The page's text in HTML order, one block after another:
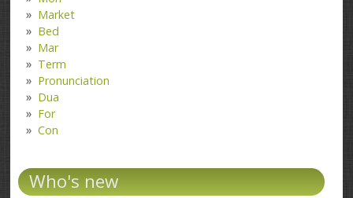
Market
Bed
Mar
Term
Pronunciation
Dua
For
Con
Who's new